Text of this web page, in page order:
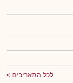
לכל התאריכים